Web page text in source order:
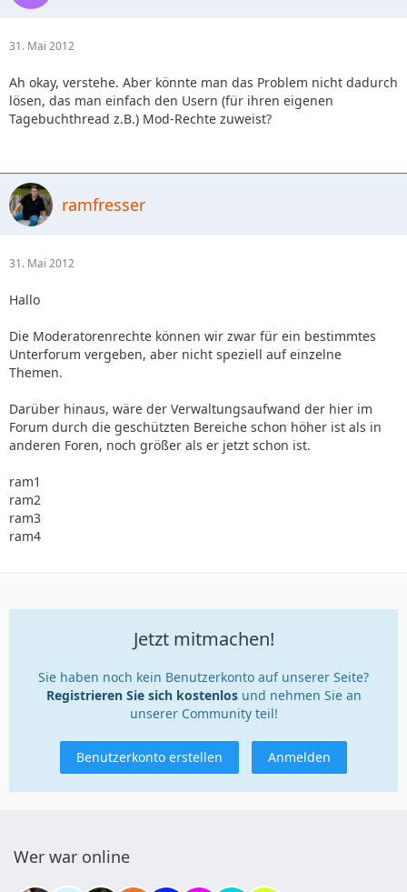
31. Mai 2012
Ah okay, verstehe. Aber könnte man das Problem nicht dadurch
lösen, das man einfach den Usern (für ihren eigenen
Tagebuchthread z.B.) Mod-Rechte zuweist?
ramfresser
31. Mai 2012
Hallo
Die Moderatorenrechte können wir zwar für ein bestimmtes
Unterforum vergeben, aber nicht speziell auf einzelne
Themen.
Darüber hinaus, wäre der Verwaltungsaufwand der hier im
Forum durch die geschützten Bereiche schon höher ist als in
anderen Foren, noch größer als er jetzt schon ist.
ram1
ram2
ram3
ram4
Jetzt mitmachen!
Sie haben noch kein Benutzerkonto auf unserer Seite?
Registrieren Sie sich kostenlosund nehmen Sie an
unserer Community teil!
Benutzerkonto erstellen Anmelden
Wer war online